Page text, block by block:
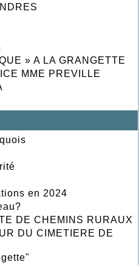
» A LA GRANGETTE
MME PREVILLE
en 2024
DE CHEMINS RURAUX
DU CIMETIERE DE